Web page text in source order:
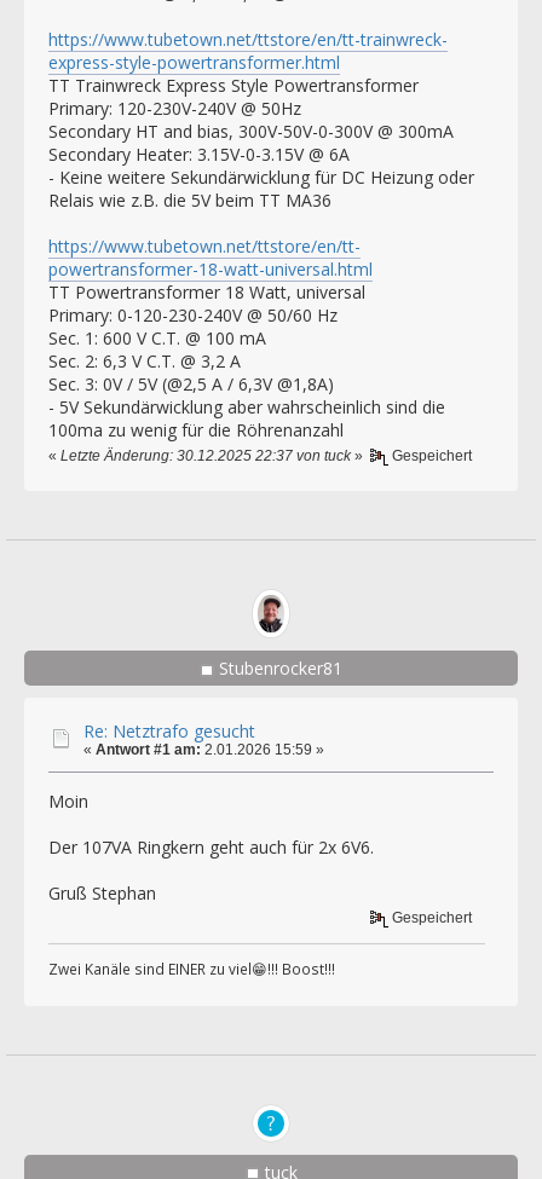
https://www.tubetown.net/ttstore/en/tt-trainwreck-
express-style-powertransformer.html
TT Trainwreck Express Style Powertransformer
Primary: 120-230V-240V @ 50Hz
Secondary HT and bias, 300V-50V-0-300V @ 300mA
Secondary Heater: 3.15V-0-3.15V @ 6A
- Keine weitere Sekundärwicklung für DC Heizung oder
Relais wie z.B. die 5V beim TT MA36
https://www.tubetown.net/ttstore/en/tt-
powertransformer-18-watt-universal.html
TT Powertransformer 18 Watt, universal
Primary: 0-120-230-240V @ 50/60 Hz
Sec. 1: 600 V C.T. @ 100 mA
Sec. 2: 6,3 V C.T. @ 3,2 A
Sec. 3: 0V / 5V (@2,5 A / 6,3V @1,8A)
- 5V Sekundärwicklung aber wahrscheinlich sind die
100ma zu wenig für die Röhrenanzahl
« Letzte Änderung: 30.12.2025 22:37 von tuck» Gespeichert
Stubenrocker81
Re: Netztrafo gesucht
« Antwort #1 am: 2.01.2026 15:59 »
Moin
Der 107VA Ringkern geht auch für 2x 6V6.
Gruß Stephan
Gespeichert
Zwei Kanäle sind EINER zu viel😁!!! Boost!!!
tuck